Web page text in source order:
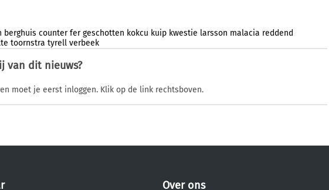
berghuis counter fer geschotten kokcu kuip kwestie larsson malacia reddend
toornstra tyrell verbeek
van dit nieuws?
moet je eerst inloggen. Klik op de link rechtsboven.
Over ons